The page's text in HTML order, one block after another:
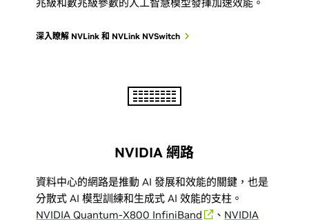
深入瞭解 NVLink 和 NVLink NVSwitch
NVIDIA 網路
資料中心的網路是推動 AI 發展和效能的關鍵，也是
分散式 AI 模型訓練和生成式 AI 效能的支柱。
NVIDIA Quantum-X800 InfiniBand
、 NVIDIA